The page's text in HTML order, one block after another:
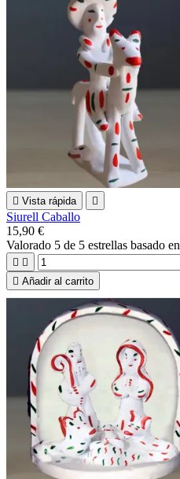
 Vista rápida 
Siurell Caballo
15,90 €
Valorado 5 de 5 estrellas basado en
 
 Añadir al carrito